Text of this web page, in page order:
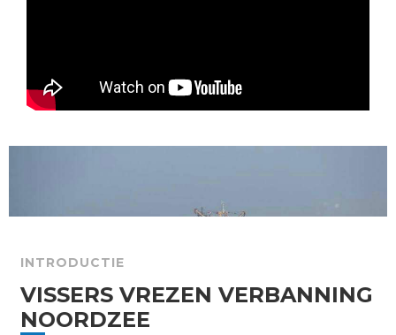
INTRODUCTIE
VISSERS VREZEN VERBANNING
NOORDZEE